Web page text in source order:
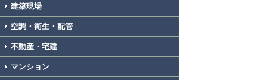
建築現場
空調・衛生・配管
不動産・宅建
マンション